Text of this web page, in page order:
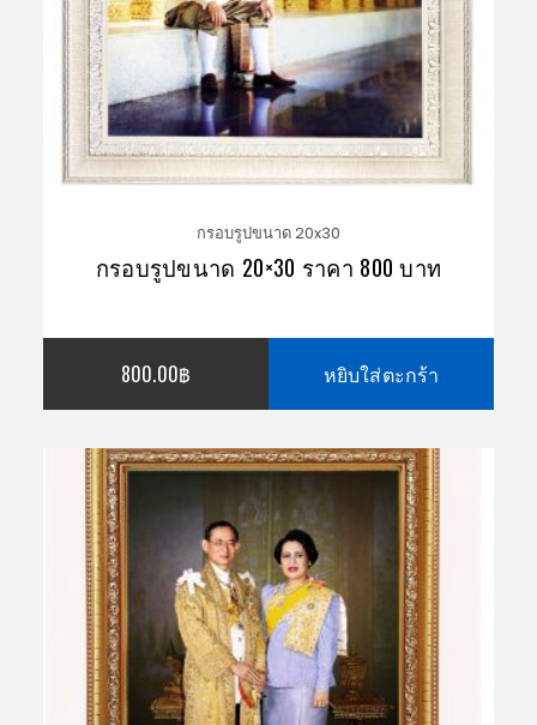
กรอบรูปขนาด 20x30
กรอบรูปขนาด 20×30 ราคา 800 บาท
800.00฿ หยิบใส่ตะกร้า